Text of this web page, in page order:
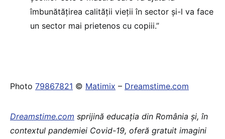
îmbunătățirea calității vieții în sector și-l va face
un sector mai prietenos cu copiii.”
Photo 79867821 © Matimix – Dreamstime.com
Dreamstime.com sprijină educația din România și, în
contextul pandemiei Covid-19, oferă gratuit imagini